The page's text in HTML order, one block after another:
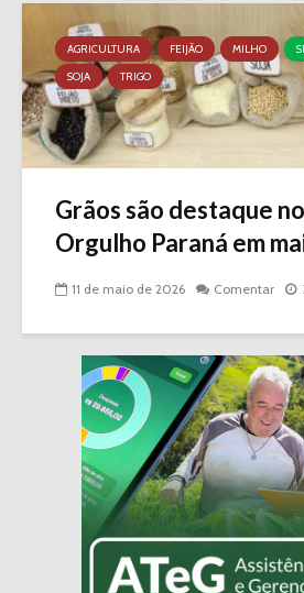
AGRICULTURA FEIJÃO MILHO
SOJA
TRIGO
Grãos são destaque
Orgulho Paraná em
11 de maio de 2026 Comentar